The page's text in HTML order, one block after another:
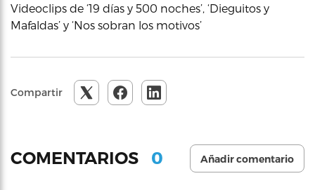
Videoclips de ‘19 días y 500 noches’, ‘Dieguitos y
Mafaldas’ y ‘Nos sobran los motivos’
Compartir
COMENTARIOS 0 Añadir comentario